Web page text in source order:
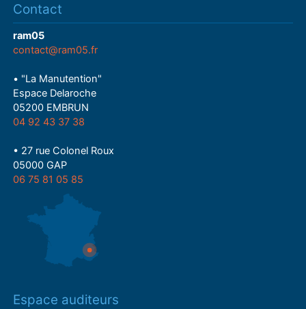
Contact
ram05
contact@ram05.fr
• "La Manutention"
Espace Delaroche
05200 EMBRUN
04 92 43 37 38
• 27 rue Colonel Roux
05000 GAP
06 75 81 05 85
Espace auditeurs